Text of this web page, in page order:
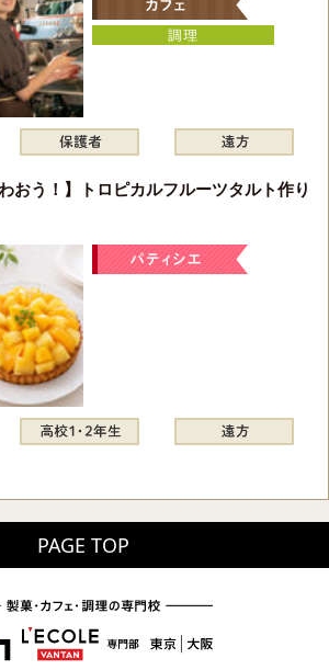
おう！】トロピカルフルーツタルト作り
PAGE TOP